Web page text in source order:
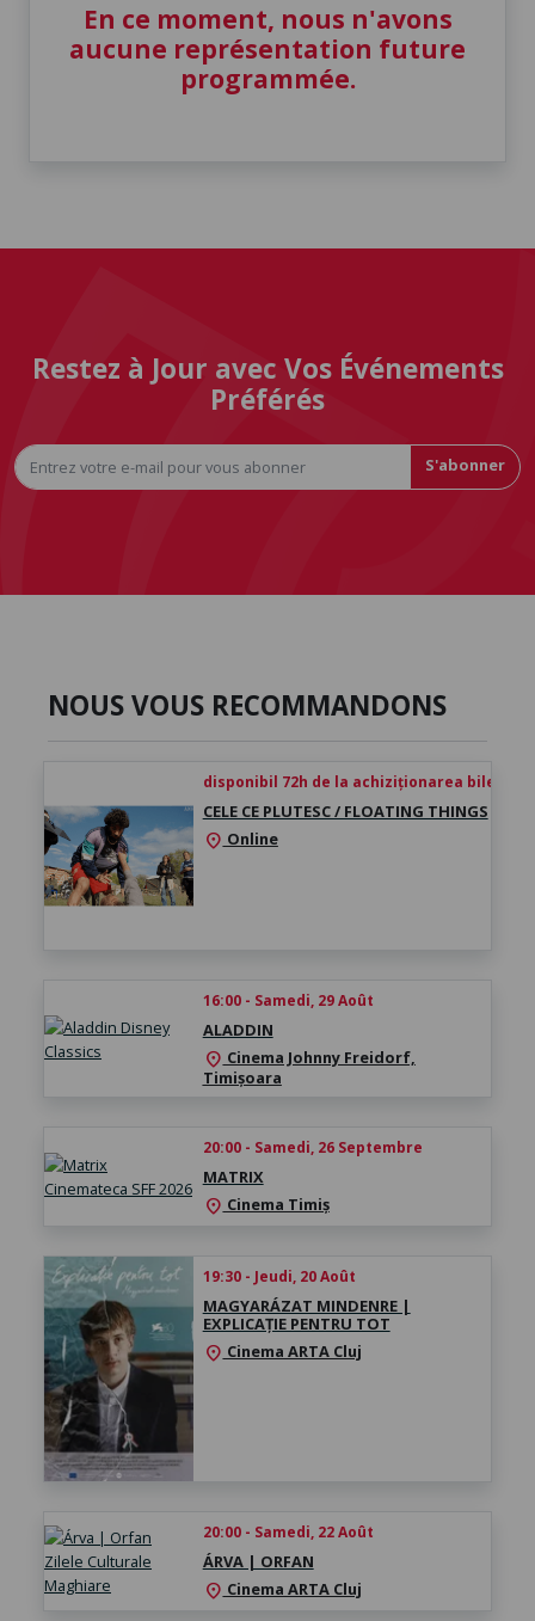
En ce moment, nous n'avons
aucune représentation future
programmée.
Restez à Jour avec Vos Événements
Préférés
S'abonner
NOUS VOUS RECOMMANDONS
disponibil 72h de la achiziționarea biletului
CELE CE PLUTESC / FLOATING THINGS
location_on Online
16:00 - Samedi, 29 Août
ALADDIN
location_on Cinema Johnny Freidorf,
Timișoara
20:00 - Samedi, 26 Septembre
MATRIX
location_on Cinema Timiș
19:30 - Jeudi, 20 Août
MAGYARÁZAT MINDENRE |
EXPLICAȚIE PENTRU TOT
location_on Cinema ARTA Cluj
20:00 - Samedi, 22 Août
ÁRVA | ORFAN
location_on Cinema ARTA Cluj